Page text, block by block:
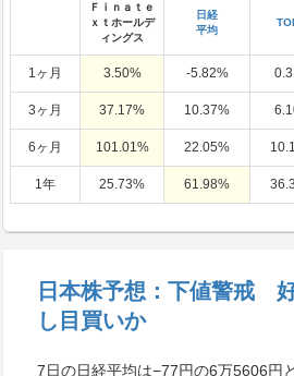
Ｆｉｎａｔｅ
ｘｔホールデ
ィングス
日経
平均
1ヶ月 3.50% -5.82%
3ヶ月 37.17% 10.37%
6ヶ月 101.01% 22.05%
1年 25.73% 61.98%
日本株予想：下値警戒
し目買いか
7日の日経平均は−77円の6万5606円